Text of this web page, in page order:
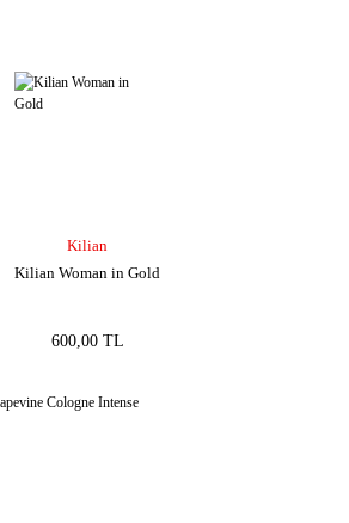
Kilian
Kilian Woman in Gold
600,00 TL